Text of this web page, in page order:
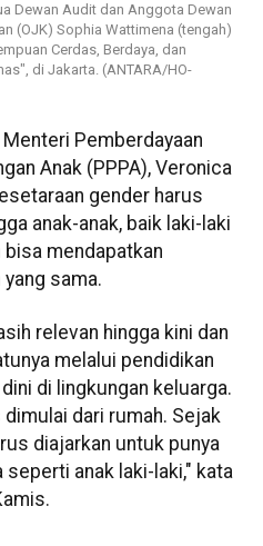
Dewan Audit dan Anggota Dewan
(OJK) Sophia Wattimena (tengah)
Cerdas, Berdaya, dan
di Jakarta. (ANTARA/HO-
Pemberdayaan
Anak (PPPA), Veronica
gender harus
anak-anak, baik laki-laki
mendapatkan
sama.
relevan hingga kini dan
melalui pendidikan
di lingkungan keluarga.
dari rumah. Sejak
diajarkan untuk punya
anak laki-laki," kata